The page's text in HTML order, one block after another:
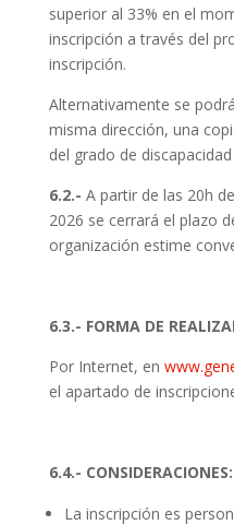
superior al 33% en el
inscripción a través del
inscripción.
Alternativamente se
misma dirección, una
del grado de discapacidad
6.2.- A partir de las 20h
2026 se cerrará el plazo
organización estime
6.3.- FORMA DE
Por Internet, en
el apartado de
6.4.- CONSIDERACIONES:
La inscripción es